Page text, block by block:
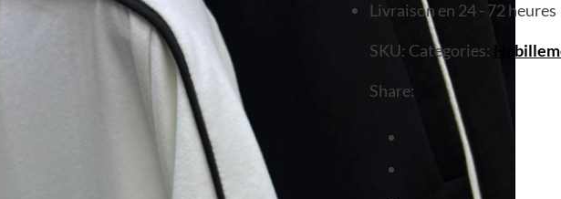
Livraison en 24 - 72 heures
SKU: Categories:
Share: